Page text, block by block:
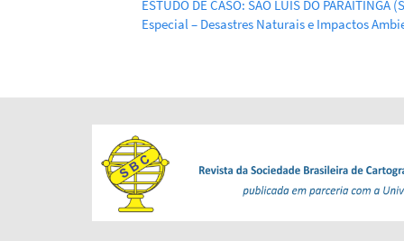
ESTUDO DE CASO: SÃO LUÍS DO PARAITINGA
Especial – Desastres Naturais e Impactos